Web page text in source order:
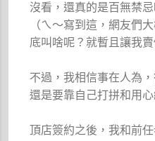
沒看，還真的是百無禁忌
（ㄟ～寫到這，網友們
底叫啥呢？就暫且讓我賣
不過，我相信事在人為
還是要靠自己打拼和用心
頂店簽約之後，我和前